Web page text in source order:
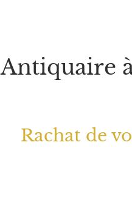
Antiquaire
Rachat de